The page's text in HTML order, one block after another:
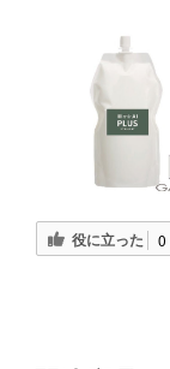
役に立った 0